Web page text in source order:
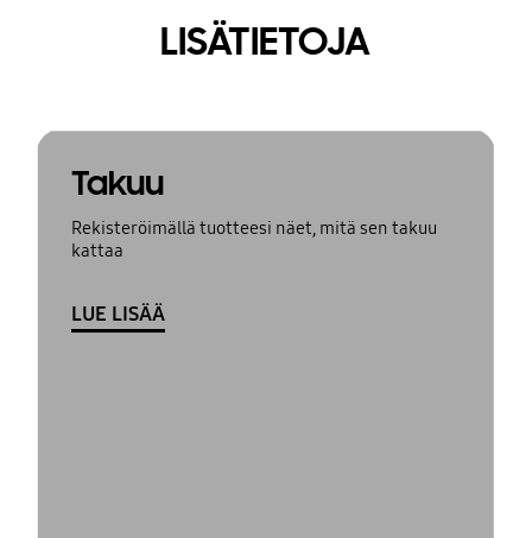
LISÄTIETOJA
Takuu
Rekisteröimällä tuotteesi näet, mitä sen takuu
kattaa
LUE LISÄÄ